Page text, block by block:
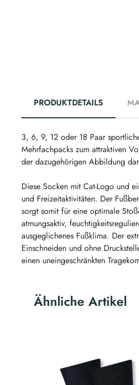
PRODUKTDETAILS
3, 6, 9, 12 oder 18 Paar
Mehrfachpacks zum attraktiven
der dazugehörigen Abbildung
Diese Socken mit Cat-Logo und
und Freizeitaktivitäten. Der
sorgt somit für eine optimale
atmungsaktiv,
ausgeglichenes Fußklima. Der
Einschneiden und ohne
einen uneingeschränkten
Ähnliche Artikel